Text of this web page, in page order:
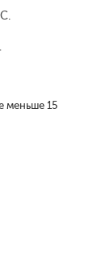
меньше 15